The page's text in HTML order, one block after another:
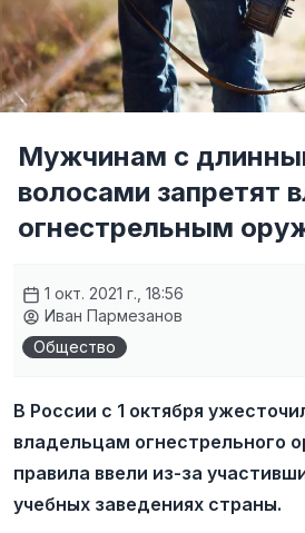
Мужчинам с
волосами запретят
огнестрельным
1 окт. 2021 г., 18:56
Иван Пармезанов
Общество
В России с 1 октября
владельцам огнестрельного
правила ввели из-за
учебных заведениях страны.